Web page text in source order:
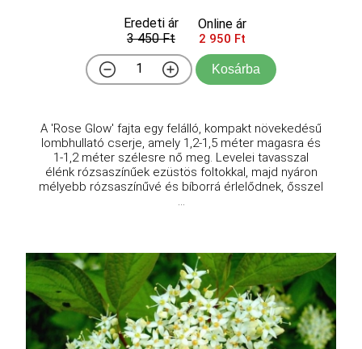
Eredeti ár
3 450 Ft
Online ár
2 950 Ft
Kosárba
A 'Rose Glow' fajta egy felálló, kompakt növekedésű
lombhullató cserje, amely 1,2-1,5 méter magasra és
1-1,2 méter szélesre nő meg. Levelei tavasszal
élénk rózsaszínűek ezüstös foltokkal, majd nyáron
mélyebb rózsaszínűvé és bíborrá érlelődnek, ősszel
...